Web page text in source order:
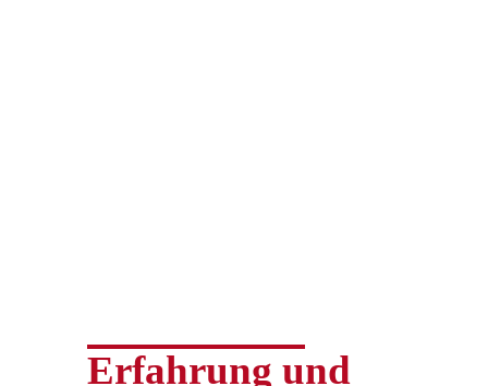
Erfahrung und